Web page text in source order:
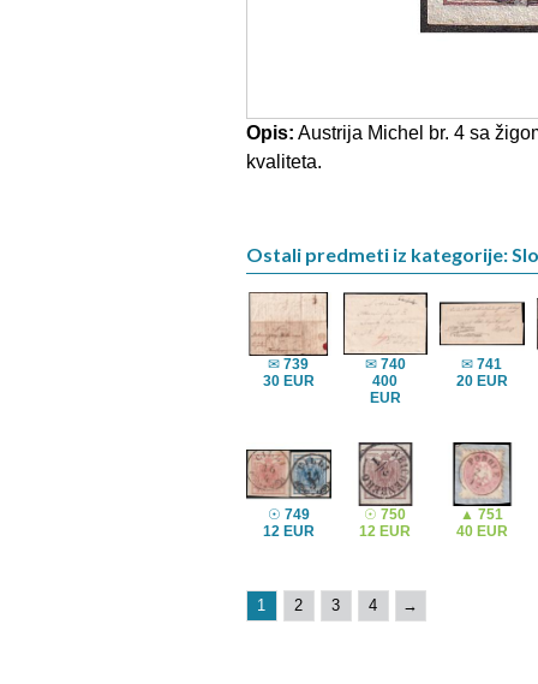
Opis: Austrija Michel br. 4 sa
kvaliteta.
Ostali predmeti iz kategorije:
✉739
30 EUR
✉ 740
400
EUR
✉741
20 EUR
☉ 749
12 EUR
☉750
12 EUR
▲751
40 EUR
1 2 3 4 →